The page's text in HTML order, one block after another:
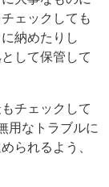
ェックしても
納めたりし
して保管して
チェックして
用なトラブルに
られるよう、